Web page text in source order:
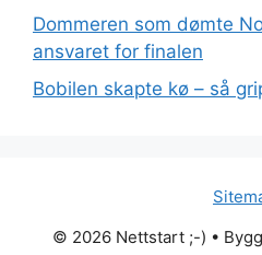
Dommeren som dømte
ansvaret for finalen
Bobilen skapte kø – så
© 2026 Nettstart ;-) •